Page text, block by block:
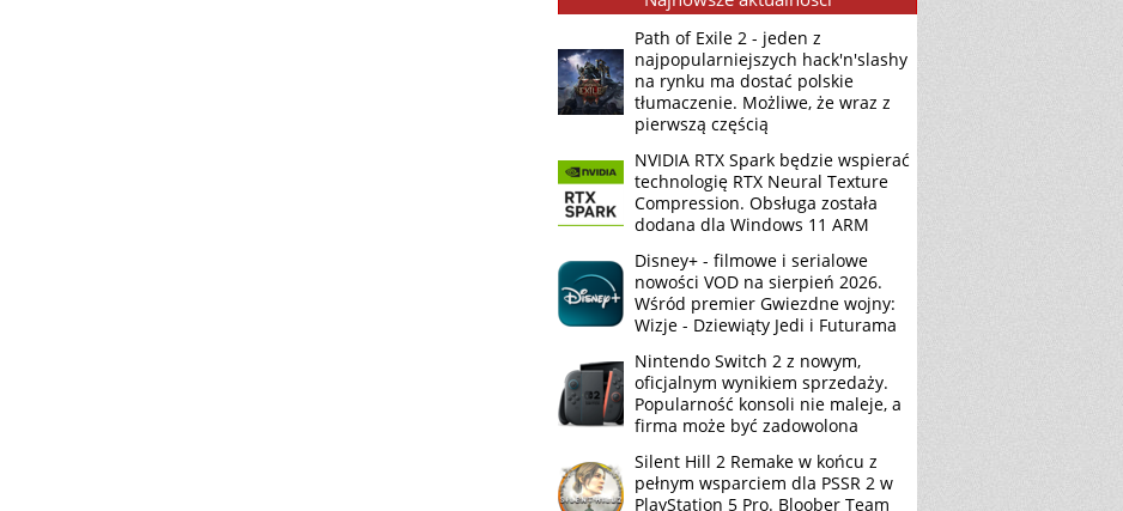
Path of Exile 2 - jeden z
najpopularniejszych hack'n'slashy
na rynku ma dostać polskie
tłumaczenie. Możliwe, że wraz z
pierwszą częścią
NVIDIA RTX Spark będzie wspierać
technologię RTX Neural Texture
Compression. Obsługa została
dodana dla Windows 11 ARM
Disney+ - filmowe i serialowe
nowości VOD na sierpień 2026.
Wśród premier Gwiezdne wojny:
Wizje - Dziewiąty Jedi i Futurama
Nintendo Switch 2 z nowym,
oficjalnym wynikiem sprzedaży.
Popularność konsoli nie maleje, a
firma może być zadowolona
Silent Hill 2 Remake w końcu z
pełnym wsparciem dla PSSR 2 w
PlayStation 5 Pro. Bloober Team